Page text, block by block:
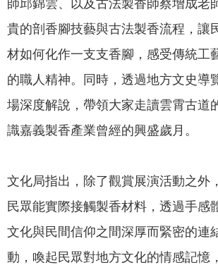
放
宣
告
貴的剖香腳技藝與古法製香流程，讓
材如何化作一支支香腳，感受傳統工
的職人精神。同時，透過地方文史導
場深度解說，帶領大家走讀雲霄古道
識嘉義製香產業曾經的興盛歲月。
文化局指出，除了觀賞展演活動之外
民眾能實際接觸製香材料，透過手感
文化與民間信仰之間深厚而緊密的連
動，喚起民眾對地方文化的情感記憶